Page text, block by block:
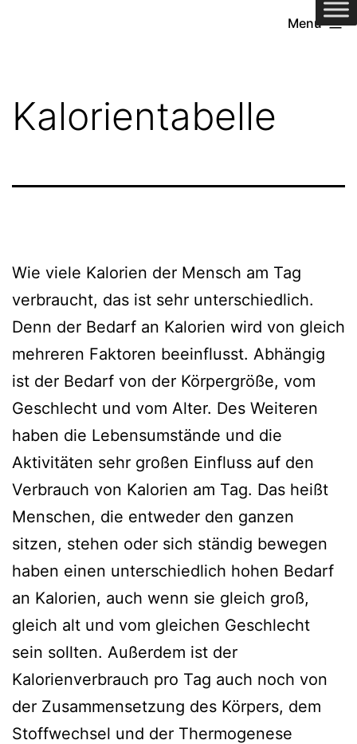
Menü
Kalorientabelle
Wie viele Kalorien der Mensch am Tag
verbraucht, das ist sehr unterschiedlich.
Denn der Bedarf an Kalorien wird von gleich
mehreren Faktoren beeinflusst. Abhängig
ist der Bedarf von der Körpergröße, vom
Geschlecht und vom Alter. Des Weiteren
haben die Lebensumstände und die
Aktivitäten sehr großen Einfluss auf den
Verbrauch von Kalorien am Tag. Das heißt
Menschen, die entweder den ganzen
sitzen, stehen oder sich ständig bewegen
haben einen unterschiedlich hohen Bedarf
an Kalorien, auch wenn sie gleich groß,
gleich alt und vom gleichen Geschlecht
sein sollten. Außerdem ist der
Kalorienverbrauch pro Tag auch noch von
der Zusammensetzung des Körpers, dem
Stoffwechsel und der Thermogenese